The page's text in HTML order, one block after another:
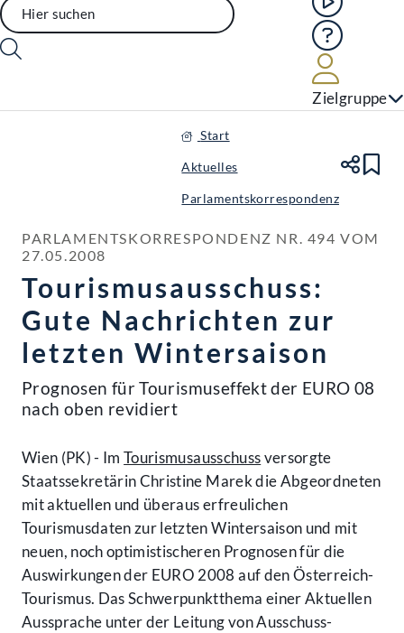
Hilfe
Zielgruppe
Start
Aktuelles
Parlamentskorrespondenz
PARLAMENTSKORRESPONDENZ NR. 494 VOM
27.05.2008
Tourismusausschuss:
Gute Nachrichten zur
letzten Wintersaison
Prognosen für Tourismuseffekt der EURO 08
nach oben revidiert
Wien (PK) - ImTourismusausschussversorgte
Staatssekretärin Christine Marek die Abgeordneten
mit aktuellen und überaus erfreulichen
Tourismusdaten zur letzten Wintersaison und mit
neuen, noch optimistischeren Prognosen für die
Auswirkungen der EURO 2008 auf den Österreich-
Tourismus. Das Schwerpunktthema einer Aktuellen
Aussprache unter der Leitung von Ausschuss-